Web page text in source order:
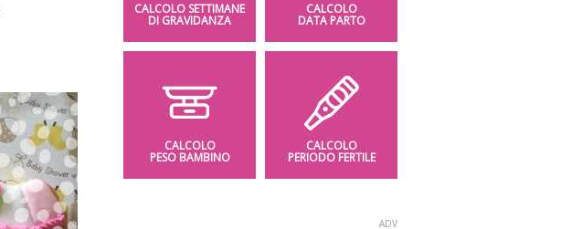
CALCOLO SETTIMANE
DI GRAVIDANZA
CALCOLO
DATA PARTO
CALCOLO
PESO BAMBINO
CALCOLO
PERIODO FERTILE